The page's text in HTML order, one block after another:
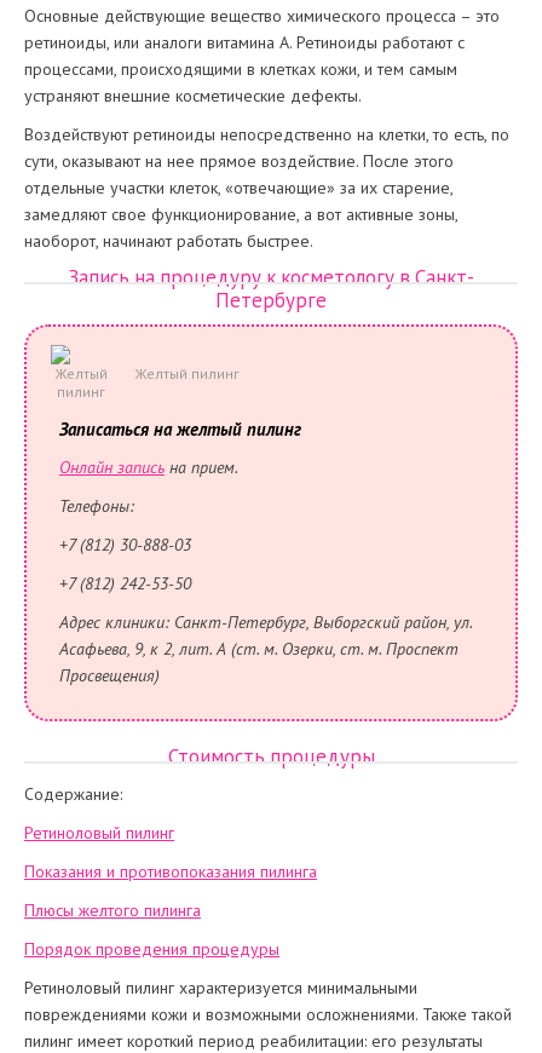
Основные действующие вещество химического процесса – это
ретиноиды, или аналоги витамина A. Ретиноиды работают с
процессами, происходящими в клетках кожи, и тем самым
устраняют внешние косметические дефекты.
Воздействуют ретиноиды непосредственно на клетки, то есть, по
сути, оказывают на нее прямое воздействие. После этого
отдельные участки клеток, «отвечающие» за их старение,
замедляют свое функционирование, а вот активные зоны,
наоборот, начинают работать быстрее.
Запись на процедуру к косметологу в Санкт-
Петербурге
Желтый пилинг
Записаться на желтый пилинг
Онлайн записьна прием.
Телефоны:
+7 (812) 30-888-03
+7 (812) 242-53-50
Адрес клиники: Санкт-Петербург, Выборгский район, ул.
Асафьева, 9, к 2, лит. А (ст. м. Озерки, ст. м. Проспект
Просвещения)
Стоимость процедуры
Содержание:
Ретиноловый пилинг
Показания и противопоказания пилинга
Плюсы желтого пилинга
Порядок проведения процедуры
Ретиноловый пилинг характеризуется минимальными
повреждениями кожи и возможными осложнениями. Также такой
пилинг имеет короткий период реабилитации: его результаты